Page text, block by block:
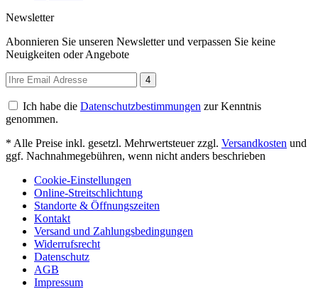
Newsletter
Abonnieren Sie unseren Newsletter und verpassen Sie keine
Neuigkeiten oder Angebote
4
Ich habe die Datenschutzbestimmungen zur Kenntnis
genommen.
* Alle Preise inkl. gesetzl. Mehrwertsteuer zzgl. Versandkosten und
ggf. Nachnahmegebühren, wenn nicht anders beschrieben
Cookie-Einstellungen
Online-Streitschlichtung
Standorte & Öffnungszeiten
Kontakt
Versand und Zahlungsbedingungen
Widerrufsrecht
Datenschutz
AGB
Impressum